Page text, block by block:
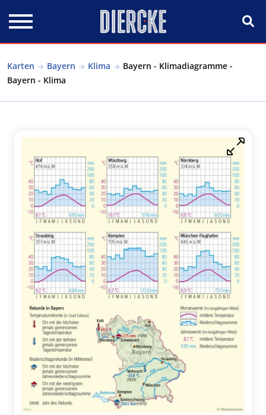
Karten Bayern Klima
Bayern - Klimadiagramme -
Bayern - Klima